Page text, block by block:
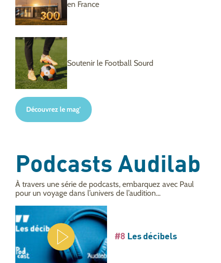
en France
Soutenir le Football Sourd
Découvrez le mag'
Podcasts Audilab
À travers une série de podcasts, embarquez avec Paul
pour un voyage dans l’univers de l’audition…
#8 Les décibels